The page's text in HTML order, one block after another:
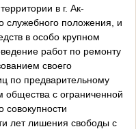
в г. Ак-
служебного положения, и
в особо крупном
работ по ремонту
своего
по предварительному
общества с ограниченной
совокупности
лет лишения свободы с